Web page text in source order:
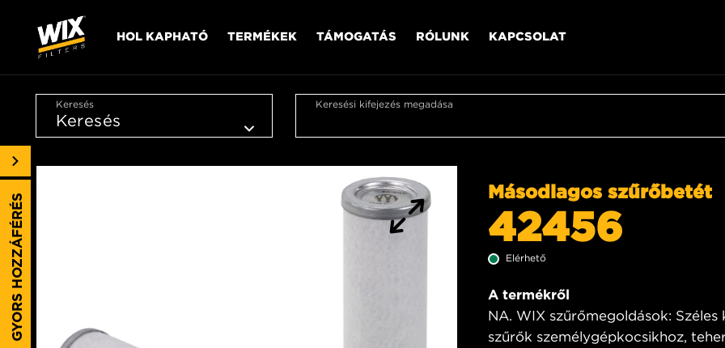
HOL KAPHATÓ TERMÉKEK TÁMOGATÁS RÓLUNK KAPCSOLAT
Keresés Keresési kifejezés megadása
Másodlagos szűrőbetét
42456
Elérhető
A termékről
NA. WIX szűrőmegoldások:
szűrők személygépkocsikhoz,
GYORS HOZZÁFÉRÉS